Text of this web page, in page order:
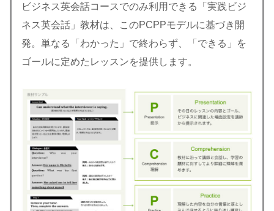
ビジネス英会話コースでのみ利用できる「実践ビジ
ネス英会話」教材は、このPCPPモデルに基づき開
発。単なる「わかった」で終わらず、「できる」を
ゴールに定めたレッスンを提供します。